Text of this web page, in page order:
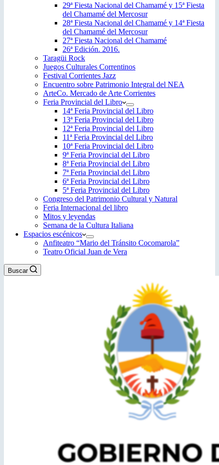
29ª Fiesta Nacional del Chamamé y 15ª Fiesta
del Chamamé del Mercosur
28ª Fiesta Nacional del Chamamé y 14ª Fiesta
del Chamamé del Mercosur
27ª Fiesta Nacional del Chamamé
26ª Edición. 2016.
Taragüi Rock
Juegos Culturales Correntinos
Festival Corrientes Jazz
Encuentro sobre Patrimonio Integral del NEA
ArteCo. Mercado de Arte Corrientes
Feria Provincial del Libro
14ª Feria Provincial del Libro
13ª Feria Provincial del Libro
12ª Feria Provincial del Libro
11ª Feria Provincial del Libro
10ª Feria Provincial del Libro
9ª Feria Provincial del Libro
8ª Feria Provincial del Libro
7ª Feria Provincial del Libro
6ª Feria Provincial del Libro
5ª Feria Provincial del Libro
Congreso del Patrimonio Cultural y Natural
Feria Internacional del libro
Mitos y leyendas
Semana de la Cultura Italiana
Espacios escénicos
Anfiteatro “Mario del Tránsito Cocomarola”
Teatro Oficial Juan de Vera
Buscar